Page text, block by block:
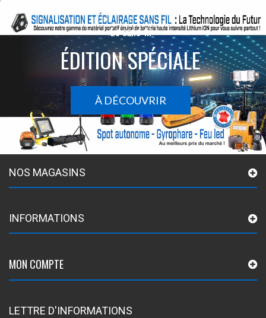
Le sans-fil
ÉDITION SPÉCIALE
À DÉCOUVRIR
NOS MAGASINS
INFORMATIONS
MON COMPTE
LETTRE D'INFORMATIONS